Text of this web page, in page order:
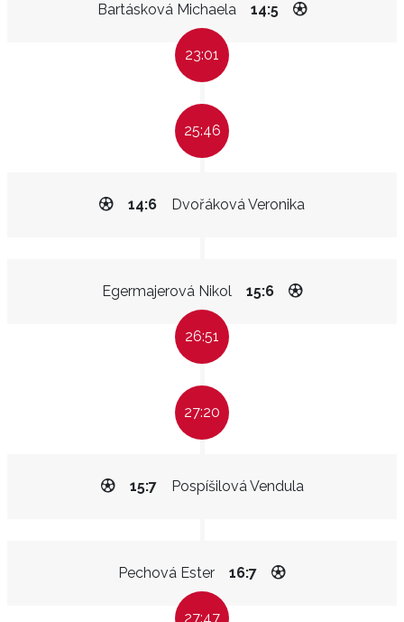
Bartásková Michaela 14:5
23:01
25:46
Dvořáková Veronika
14:6
Egermajerová Nikol 15:6
26:51
27:20
Pospíšilová Vendula
15:7
Pechová Ester 16:7
27:47